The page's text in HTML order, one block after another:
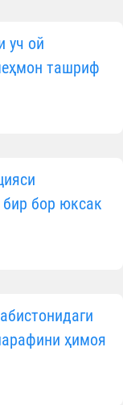
уч ой
ташриф
бор юксак
ҳимоя